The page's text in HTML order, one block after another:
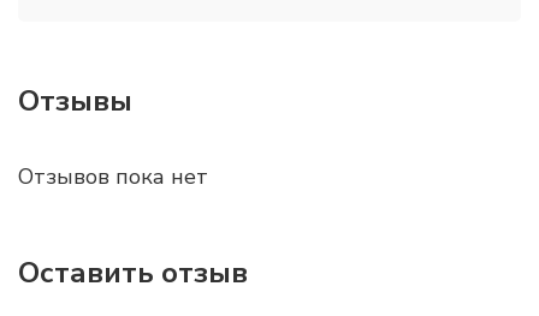
Отзывы
Отзывов пока нет
Оставить отзыв